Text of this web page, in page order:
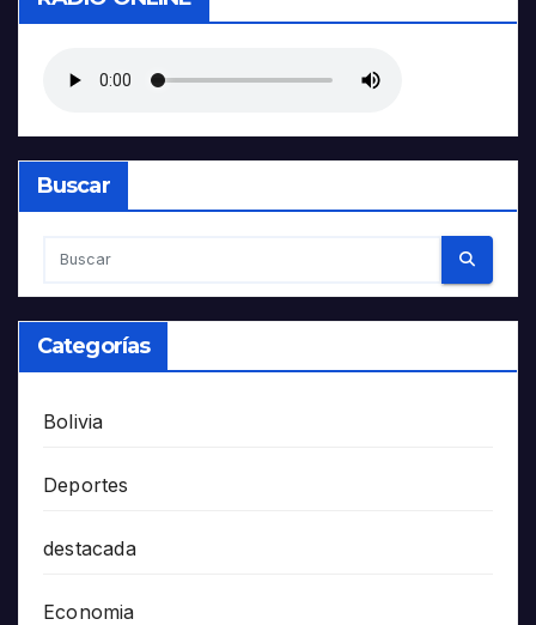
Buscar
Categorías
Bolivia
Deportes
destacada
Economia